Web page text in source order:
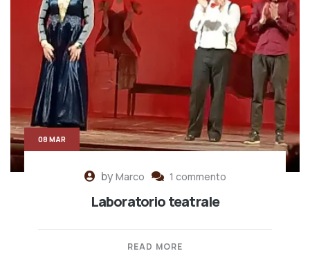
byMarco 1 commento
Laboratorio teatrale
READ MORE
08 MAR